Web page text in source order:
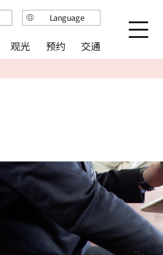
观光 预约 交通
Language
English
简体中文